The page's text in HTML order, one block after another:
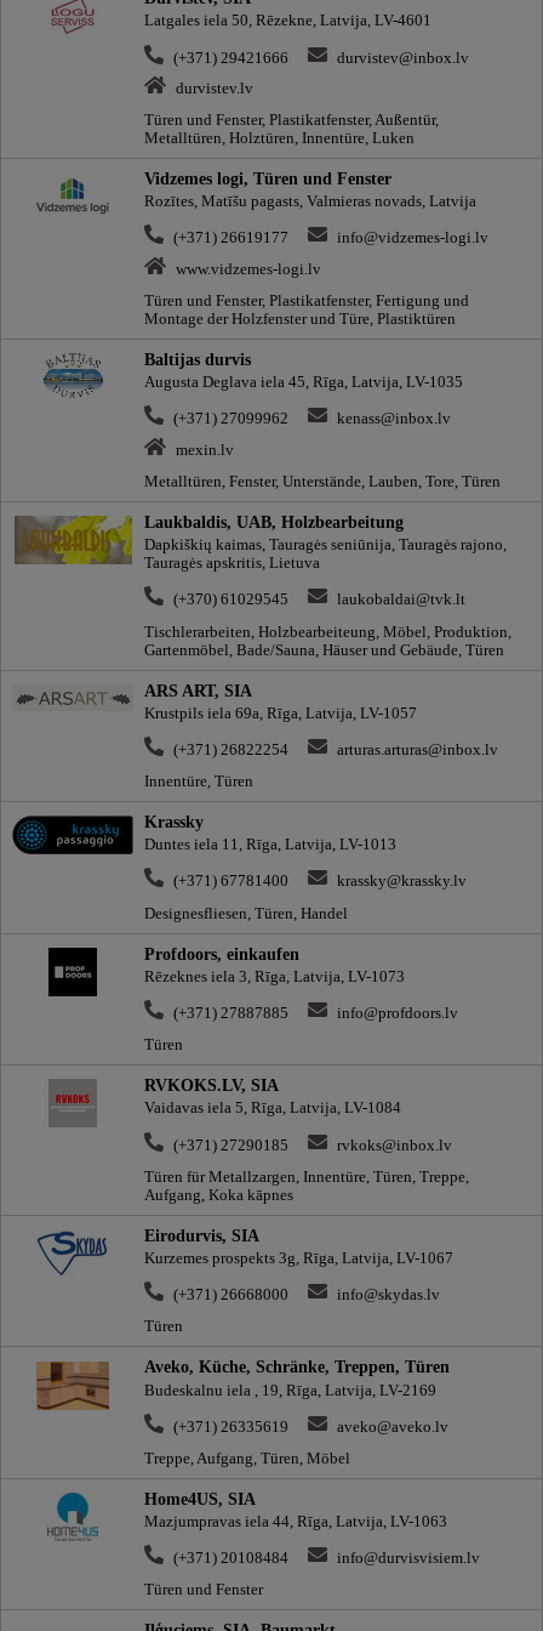
Latgales iela 50, Rēzekne, Latvija, LV-4601
(+371) 29421666
durvistev@inbox.lv
durvistev.lv
Türen und Fenster, Plastikatfenster, Außentür,
Metalltüren, Holztüren, Innentüre, Luken
Vidzemes logi, Türen und Fenster
Rozītes, Matīšu pagasts, Valmieras novads, Latvija
(+371) 26619177
info@vidzemes-logi.lv
www.vidzemes-logi.lv
Türen und Fenster, Plastikatfenster, Fertigung und
Montage der Holzfenster und Türe, Plastiktüren
Baltijas durvis
Augusta Deglava iela 45, Rīga, Latvija, LV-1035
(+371) 27099962
kenass@inbox.lv
mexin.lv
Metalltüren, Fenster, Unterstände, Lauben, Tore, Türen
Laukbaldis, UAB, Holzbearbeitung
Dapkiškių kaimas, Tauragės seniūnija, Tauragės rajono,
Tauragės apskritis, Lietuva
(+370) 61029545
laukobaldai@tvk.lt
Tischlerarbeiten, Holzbearbeiteung, Möbel, Produktion,
Gartenmöbel, Bade/Sauna, Häuser und Gebäude, Türen
ARS ART, SIA
Krustpils iela 69a, Rīga, Latvija, LV-1057
(+371) 26822254
arturas.arturas@inbox.lv
Innentüre, Türen
Krassky
Duntes iela 11, Rīga, Latvija, LV-1013
(+371) 67781400
krassky@krassky.lv
Designesfliesen, Türen, Handel
Profdoors, einkaufen
Rēzeknes iela 3, Rīga, Latvija, LV-1073
(+371) 27887885
info@profdoors.lv
Türen
RVKOKS.LV, SIA
Vaidavas iela 5, Rīga, Latvija, LV-1084
(+371) 27290185
rvkoks@inbox.lv
Türen für Metallzargen, Innentüre, Türen, Treppe,
Aufgang, Koka kāpnes
Eirodurvis, SIA
Kurzemes prospekts 3g, Rīga, Latvija, LV-1067
(+371) 26668000
info@skydas.lv
Türen
Aveko, Küche, Schränke, Treppen, Türen
Budeskalnu iela , 19, Rīga, Latvija, LV-2169
(+371) 26335619
aveko@aveko.lv
Treppe, Aufgang, Türen, Möbel
Home4US, SIA
Mazjumpravas iela 44, Rīga, Latvija, LV-1063
(+371) 20108484
info@durvisvisiem.lv
Türen und Fenster